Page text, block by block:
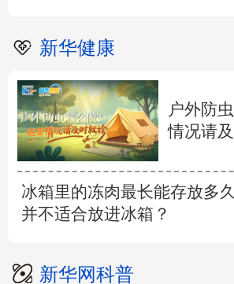
新华健康
户外防
情况请
冰箱里的冻肉最长能存放多
并不适合放进冰箱？
新华网科普